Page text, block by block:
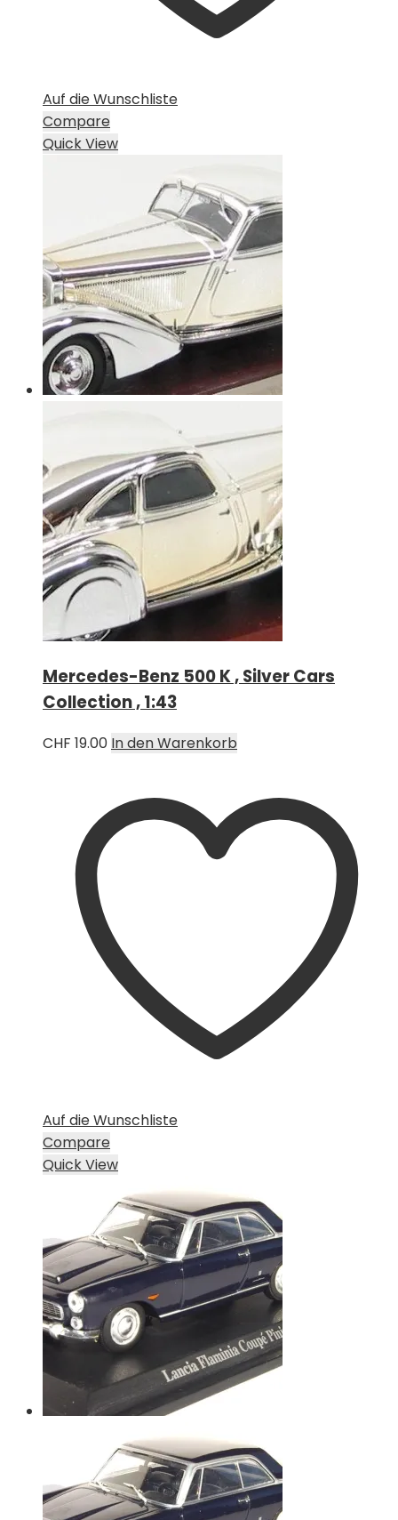
Auf die Wunschliste
Compare
Quick View
Mercedes-Benz 500 K , Silver Cars
Collection , 1:43
CHF 19.00 In den Warenkorb
Auf die Wunschliste
Compare
Quick View